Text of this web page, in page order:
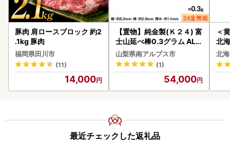
豚肉 肩ロースブロック 約2
.1kg 豚肉
福岡県田川市
(11)
14,000
【置物】純金製(Ｋ２４) 富
士山延べ棒0.3グラム ALP
BK193
山梨県南アルプス市
(1)
54,000
＜
北
北
最近チェックした返礼品